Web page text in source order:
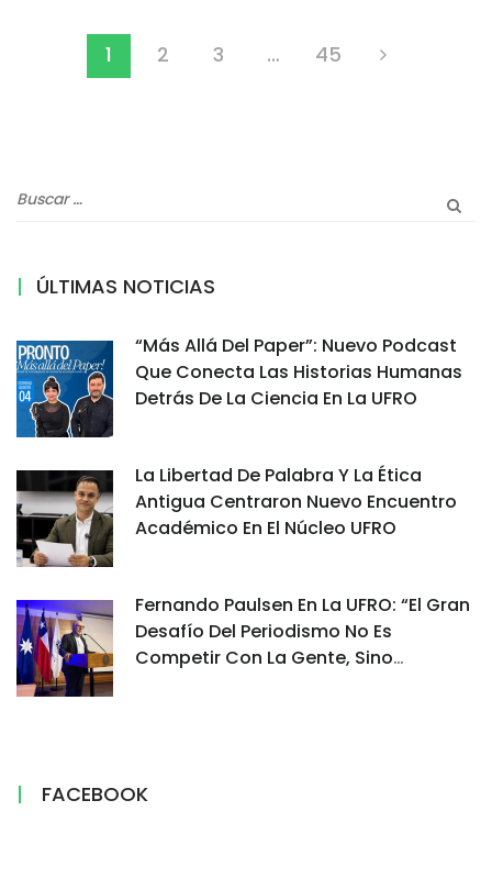
1 2 3 … 45
ÚLTIMAS NOTICIAS
“Más Allá Del Paper”: Nuevo Podcast
Que Conecta Las Historias Humanas
Detrás De La Ciencia En La UFRO
La Libertad De Palabra Y La Ética
Antigua Centraron Nuevo Encuentro
Académico En El Núcleo UFRO
Fernando Paulsen En La UFRO: “El Gran
Desafío Del Periodismo No Es
Competir Con La Gente, Sino
FACEBOOK